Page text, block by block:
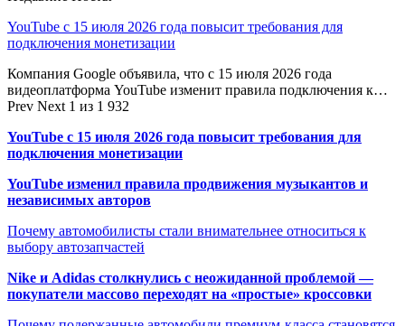
YouTube с 15 июля 2026 года повысит требования для
подключения монетизации
Компания Google объявила, что с 15 июля 2026 года
видеоплатформа YouTube изменит правила подключения к…
Prev Next 1 из 1 932
YouTube с 15 июля 2026 года повысит требования для
подключения монетизации
YouTube изменил правила продвижения музыкантов и
независимых авторов
Почему автомобилисты стали внимательнее относиться к
выбору автозапчастей
Nike и Adidas столкнулись с неожиданной проблемой —
покупатели массово переходят на «простые» кроссовки